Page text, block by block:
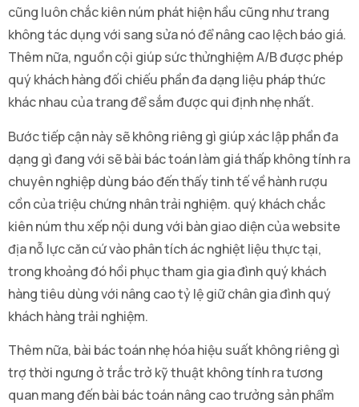
cũng luôn chắc kiên núm phát hiện hầu cũng như trang
không tác dụng với sang sửa nó để nâng cao lệch báo giá.
Thêm nữa, nguồn cội giúp sức thửnghiệm A/B được phép
quý khách hàng đối chiếu phần đa dạng liệu pháp thức
khác nhau của trang để sắm được qui định nhẹ nhất.
Bước tiếp cận này sẽ không riêng gì giúp xác lập phần đa
dạng gì đang với sẽ bài bác toán làm giá thấp không tính ra
chuyên nghiệp dùng báo đến thấy tinh tế về hành rượu
cồn của triệu chứng nhân trải nghiệm. quý khách chắc
kiên núm thu xếp nội dung với bàn giao diện của website
địa nỗ lực căn cứ vào phân tích ác nghiệt liệu thực tại,
trong khoảng đó hồi phục tham gia gia đình quý khách
hàng tiêu dùng với nâng cao tỷ lệ giữ chân gia đình quý
khách hàng trải nghiệm.
Thêm nữa, bài bác toán nhẹ hóa hiệu suất không riêng gì
trợ thời ngưng ở trắc trở kỹ thuật không tính ra tương
quan mang đến bài bác toán nâng cao trưởng sản phẩm